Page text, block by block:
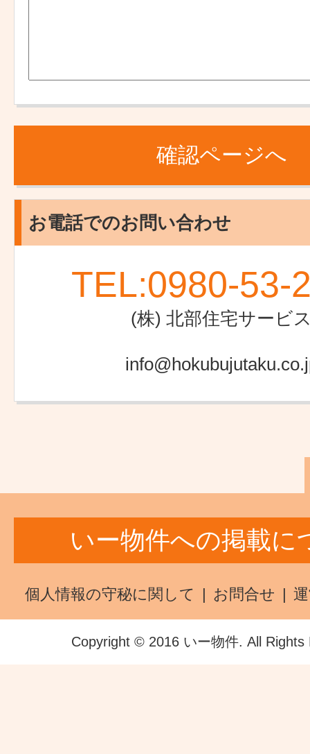
お電話でのお問い合わせ
TEL:0980-53-
(株) 北部住宅サービ
いー物件への掲載に
個人情報の守秘に関して お問合せ
Copyright © 2016 いー物件. All Rights